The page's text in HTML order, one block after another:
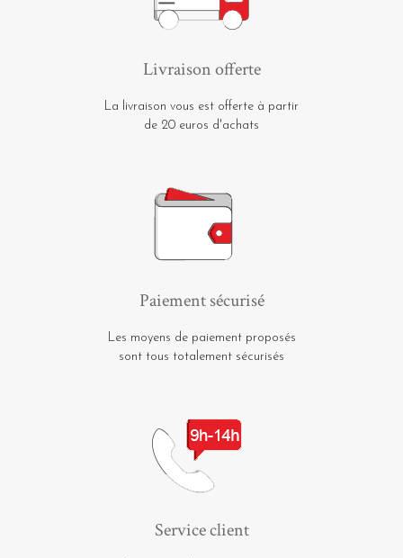
Livraison offerte
La livraison vous est offerte à partir
de 20 euros d'achats
Paiement sécurisé
Les moyens de paiement proposés
sont tous totalement sécurisés
Service client